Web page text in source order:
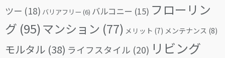
ツー (18) バリアフリー (6) バルコニー (15) フローリン
グ (95)マンション (77) メリット (7) メンテナンス (8)
モルタル (38) ライフスタイル (20) リビング